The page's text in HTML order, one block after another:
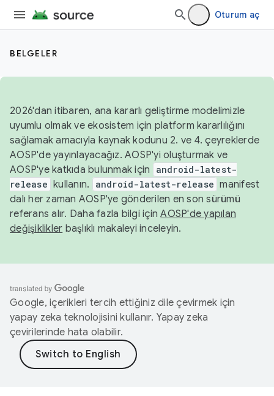
Oturum aç
BELGELER
2026'dan itibaren, ana kararlı geliştirme modelimizle
uyumlu olmak ve ekosistem için platform kararlılığını
sağlamak amacıyla kaynak kodunu 2. ve 4. çeyreklerde
AOSP'de yayınlayacağız. AOSP'yi oluşturmak ve
AOSP'ye katkıda bulunmak için
android-latest-
release kullanın. android-latest-release manifest
dalı her zaman AOSP'ye gönderilen en son sürümü
referans alır. Daha fazla bilgi içinAOSP'de yapılan
değişiklikler başlıklı makaleyi inceleyin.
Google, içerikleri tercih ettiğiniz dile çevirmek için
yapay zeka teknolojisini kullanır. Yapay zeka
çevirilerinde hata olabilir.